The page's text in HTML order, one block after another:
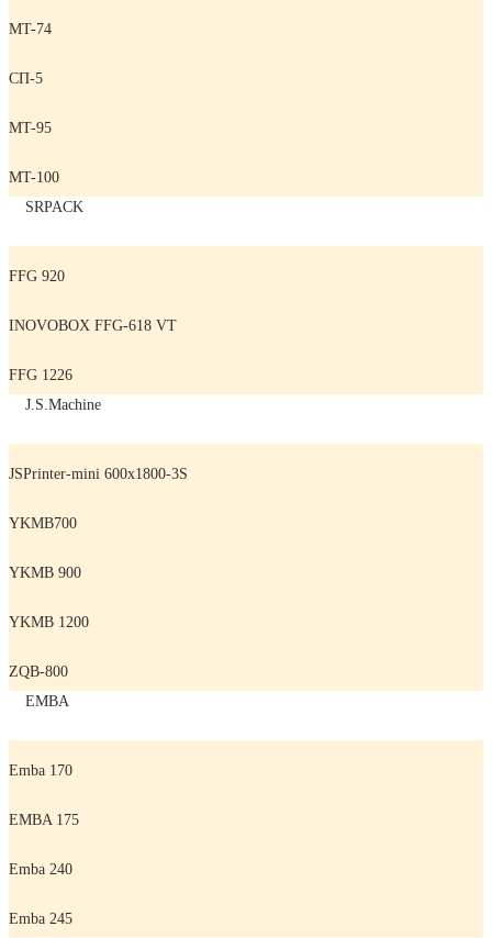
MT-74
СП-5
MT-95
MT-100
SRPACK
FFG 920
INOVOBOX FFG-618 VT
FFG 1226
J.S.Machine
JSPrinter-mini 600x1800-3S
YKMB700
YKMB 900
YKMB 1200
ZQB-800
EMBA
Emba 170
EMBA 175
Emba 240
Emba 245